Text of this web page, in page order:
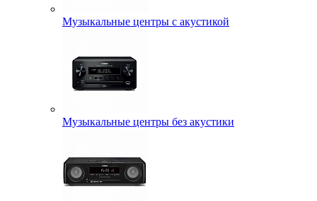
Музыкальные центры с акустикой
Музыкальные центры без акустики